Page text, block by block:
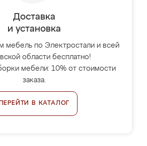
Доставка
и установка
мебель по Электростали и всей
области бесплатно!
мебели: 10% от стоимости
заказа.
ПЕРЕЙТИ В КАТАЛОГ